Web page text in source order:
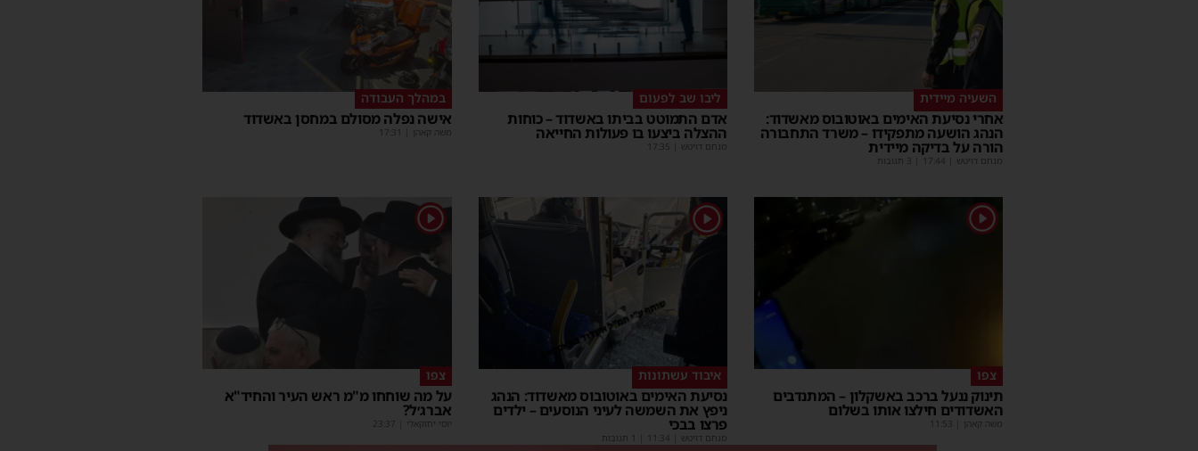
השעיה מיידית
אחרי נסיעת האימים באוטובוס מאשדוד:
הנהג הושעה מתפקידו – משרד התחבורה
הורה על בדיקה מיידית
מנחם דויטש 17:44
ליבו שב לפעום
אדם התמוטט בביתו באשדוד – כוחות
ההצלה ביצעו בו פעולות החייאה
מנחם דויטש 17:35
במהלך העבודה
אישה נפלה מסולם במחסן באשדוד
משה קאהן 17:31
1
צפו
תינוק ננעל ברכב באשקלון – המתנדבים
האשדודים חילצו אותו בשלום
משה קאהן 11:53
1
איבוד עשתונות
נסיעת האימים באוטובוס מאשדוד: הנהג
ניפץ את השמשה לעיני הנוסעים – ילדים
פרצו בבכי
מנחם דויטש 11:34
1
צפו
על מה שוחחו מ"מ ראש העיר והחיד"א
אברג׳ל?
יוסי יחזקאלי 23:37